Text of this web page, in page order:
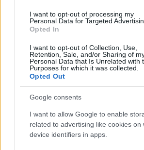
I want to opt-out of processing my
Personal Data for Targeted
Opted In
I want to opt-out of Collection, Use,
Retention, Sale, and/or Sharing of
Personal Data that Is Unrelated with
Purposes for which it was collected.
Opted Out
Google consents
I want to allow Google to enable
related to advertising like cookies on
device identifiers in apps.
Σχόλια
Σχολίασε
Πώς το Novibet Backend
Academy εκπαιδεύει τη νέα
γενιά engineers
«Ο